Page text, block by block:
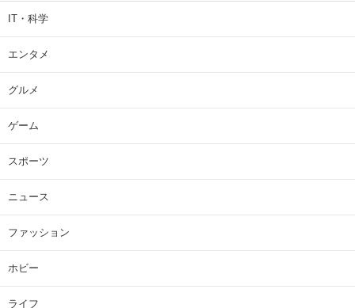
IT・科学
エンタメ
グルメ
ゲーム
スポーツ
ニュース
ファッション
ホビー
ライフ